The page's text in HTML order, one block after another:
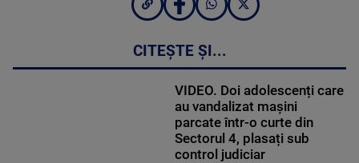
CITEȘTE ȘI...
VIDEO. Doi adolescenți care
au vandalizat mașini
parcate într-o curte din
Sectorul 4, plasați sub
control judiciar